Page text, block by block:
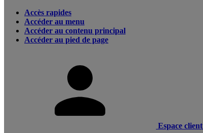
Accès rapides
Accéder au menu
Accéder au contenu principal
Accéder au pied de page
Espace client